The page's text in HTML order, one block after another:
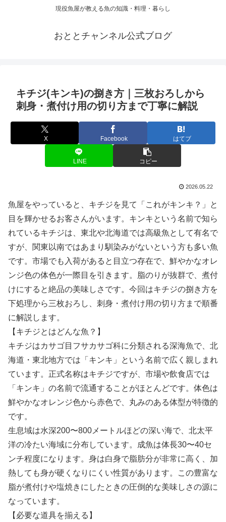
現役魚屋が教える魚の知識・料理・暮らし
おととチャンネル公式ブログ
キチジ(キンキ)の捌き方｜三枚おろしから
刺身・煮付け用の切り方まで丁寧に解説
X Facebook はてブ
LINE コピー
2026.05.22
魚屋をやっていると、キチジを見て「これがキンキ？」と
目を輝かせるお客さんがいます。キンキという名前で知ら
れているキチジは、東北や北海道では高級魚として有名で
すが、関東以南ではあまり馴染みがないという方も多い魚
です。市場でも入荷があると目立つ存在で、鮮やかなオレ
ンジ色の体色が一際目を引きます。脂のりが抜群で、煮付
けにすると絶品の美味しさです。今回はキチジの捌き方を
下処理から三枚おろし、刺身・煮付け用の切り方まで順番
に解説します。
【キチジとはどんな魚？】
キチジはカサゴ目フサカサゴ科に分類される深海魚で、北
海道・東北地方では「キンキ」という名前で広く親しまれ
ています。正式名称はキチジですが、市場や飲食店では
「キンキ」の名前で流通することがほとんどです。体色は
鮮やかなオレンジ色から赤色で、丸みのある体型が特徴的
です。
生息域は水深200〜800メートルほどの深い海で、北太平
洋の冷たい海域に分布しています。成魚は体長30〜40セ
ンチ程度になります。身は白身で脂肪分が非常に高く、加
熱しても身が硬くなりにくい性質があります。この豊富な
脂が煮付けや塩焼きにしたときの圧倒的な美味しさの源に
なっています。
【必要な道具を揃える】